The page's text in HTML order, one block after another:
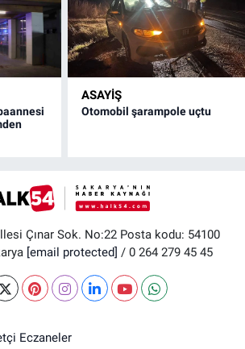
ASAYİŞ
Otomobil şarampole uçtu
Çınar Sok. No:22 Posta kodu: 54100
[email protected] / 0 264 279 45 45
Eczaneler